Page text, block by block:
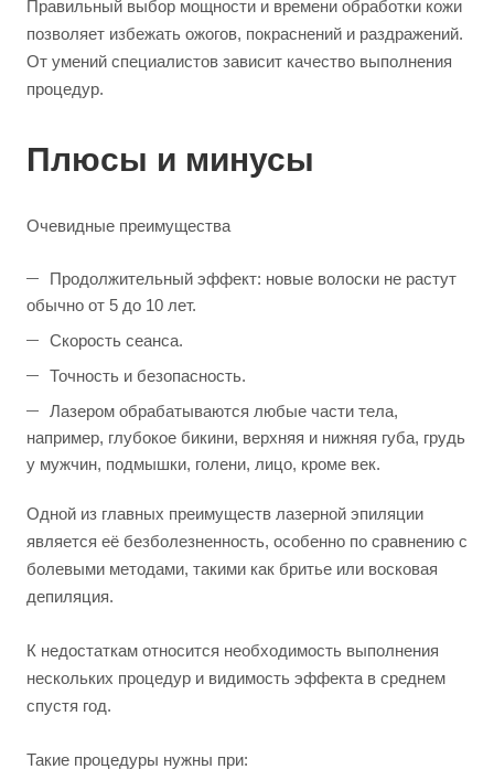
Правильный выбор мощности и времени обработки кожи
позволяет избежать ожогов, покраснений и раздражений.
От умений специалистов зависит качество выполнения
процедур.
Плюсы и минусы
Очевидные преимущества
Продолжительный эффект: новые волоски не растут
обычно от 5 до 10 лет.
Скорость сеанса.
Точность и безопасность.
Лазером обрабатываются любые части тела,
например, глубокое бикини, верхняя и нижняя губа, грудь
у мужчин, подмышки, голени, лицо, кроме век.
Одной из главных преимуществ лазерной эпиляции
является её безболезненность, особенно по сравнению с
болевыми методами, такими как бритье или восковая
депиляция.
К недостаткам относится необходимость выполнения
нескольких процедур и видимость эффекта в среднем
спустя год.
Такие процедуры нужны при: